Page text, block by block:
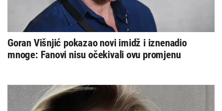
Goran Višnjić pokazao novi imidž i iznenadio
mnoge: Fanovi nisu očekivali ovu promjenu